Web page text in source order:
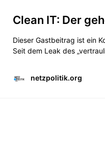
Clean IT: Der
Dieser Gastbeitrag ist ein
Seit dem Leak des
netzpolitik.org